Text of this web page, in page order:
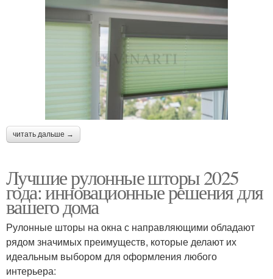
читать дальше →
Лучшие рулонные шторы 2025
года: инновационные решения для
вашего дома
Рулонные шторы на окна с направляющими обладают
рядом значимых преимуществ, которые делают их
идеальным выбором для оформления любого
интерьера: